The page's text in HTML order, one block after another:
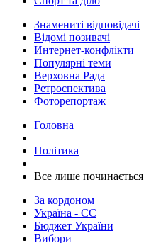
Знамениті відповідачі
Відомі позивачі
Интернет-конфлікти
Популярні теми
Верховна Рада
Ретроспектива
Фоторепортаж
Головна
Політика
​Все лише починається
За кордоном
Україна - ЄС
Бюджет України
Вибори